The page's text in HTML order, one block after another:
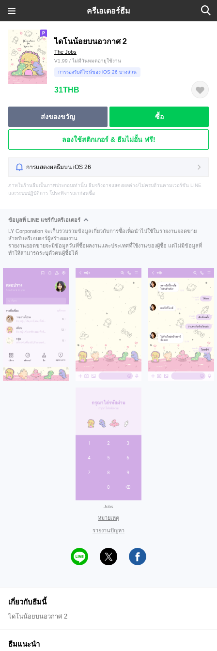
ครีเอเตอร์ธีม
ไดโนน้อยบนอวกาศ 2
The Jobs
V1.99 / ไม่มีวันหมดอายุใช้งาน
การรองรับดีไซน์ของ iOS 26 บางส่วน
31THB
ส่งของขวัญ ซื้อ
ลองใช้สติกเกอร์ & ธีมไม่อั้น ฟรี!
การแสดงผลธีมบน iOS 26
ภาพในร้านธีมเป็นภาพประกอบเท่านั้น ธีมจริงอาจแสดงผลต่าง/ไม่ครบถ้วนตามเวอร์ชัน LINE
และระบบปฏิบัติการ โปรดพิจารณาก่อนซื้อ
ข้อมูลที่ LINE แชร์กับครีเอเตอร์
LY Corporation จะเก็บรวบรวมข้อมูลเกี่ยวกับการซื้อเพื่อนำไปใช้ในรายงานยอดขาย
สำหรับครีเอเตอร์ผู้สร้างผลงาน
รายงานยอดขายจะมีข้อมูลวันที่ซื้อผลงานและประเทศที่ใช้งานของผู้ซื้อ แต่ไม่มีข้อมูลที่
ทำให้สามารถระบุตัวตนผู้ซื้อได้
Jobs
หมายเหตุ
รายงานปัญหา
เกี่ยวกับธีมนี้
ไดโนน้อยบนอวกาศ 2
ธีมแนะนำ